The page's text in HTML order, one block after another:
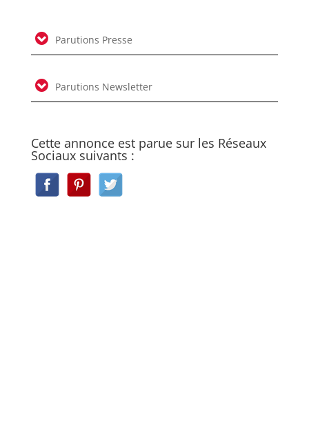
Parutions Presse
Parutions Newsletter
Cette annonce est parue sur les Réseaux
Sociaux suivants :